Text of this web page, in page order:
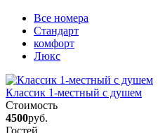
Вcе номера
Стандарт
комфорт
Люкс
Классик 1-местный с душем
Стоимость
4500руб.